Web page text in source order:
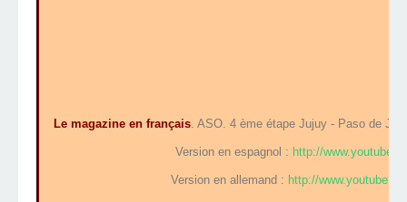
Le magazine en français. ASO. 4 ème étape Jujuy - Paso de
Version en espagnol : http://
Version en allemand : http://